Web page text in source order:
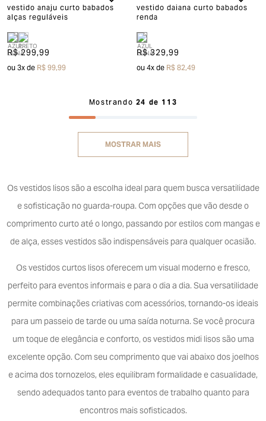
vestido anaju curto babados
alças reguláveis
R$ 299,99
ou3x deR$ 99,99
vestido daiana curto babados
renda
R$ 329,99
ou4x deR$ 82,49
Mostrando 24 de 113
MOSTRAR MAIS
Os vestidos lisos são a escolha ideal para quem busca versatilidade
e sofisticação no guarda-roupa. Com opções que vão desde o
comprimento curto até o longo, passando por estilos com mangas e
de alça, esses vestidos são indispensáveis para qualquer ocasião.
Os vestidos curtos lisos oferecem um visual moderno e fresco,
perfeito para eventos informais e para o dia a dia. Sua versatilidade
permite combinações criativas com acessórios, tornando-os ideais
para um passeio de tarde ou uma saída noturna. Se você procura
um toque de elegância e conforto, os vestidos midi lisos são uma
excelente opção. Com seu comprimento que vai abaixo dos joelhos
e acima dos tornozelos, eles equilibram formalidade e casualidade,
sendo adequados tanto para eventos de trabalho quanto para
encontros mais sofisticados.